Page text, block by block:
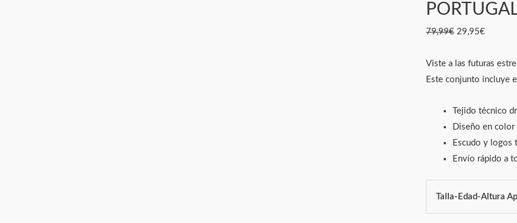
79,99€
era:
29,95€
es:
Viste a las futuras
Este conjunto incluye
Tejido técnico
Diseño en
Escudo y logos
Envío rápido a
Talla-Edad-Altura
PORTUGAL
cantidad